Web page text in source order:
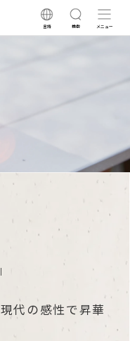
言語 検索 メニュー
代の感性で昇華